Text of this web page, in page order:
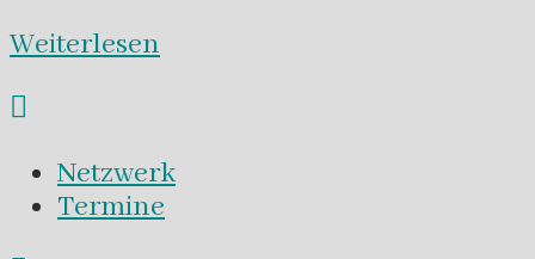
Weiterlesen
Netzwerk
Termine